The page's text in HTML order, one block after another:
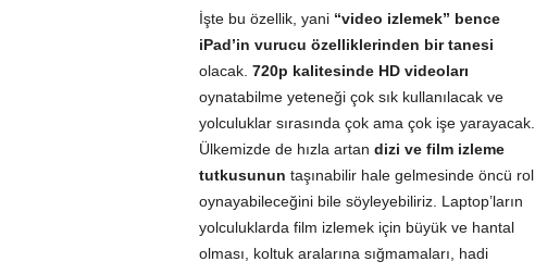
İşte bu özellik, yani “video izlemek” bence
iPad’in vurucu özelliklerinden bir tanesi
olacak. 720p kalitesinde HD videoları
oynatabilme yeteneği çok sık kullanılacak ve
yolculuklar sırasında çok ama çok işe yarayacak.
Ülkemizde de hızla artan dizi ve film izleme
tutkusunun taşınabilir hale gelmesinde öncü rol
oynayabileceğini bile söyleyebiliriz. Laptop’ların
yolculuklarda film izlemek için büyük ve hantal
olması, koltuk aralarına sığmamaları, hadi